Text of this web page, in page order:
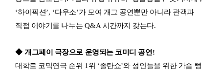
‘하이픽션’, ‘다우소’가 모여 개그 공연뿐만 아니라 관객과
직접 이야기를 나누는 Q&A 시간까지 갖는다.
◆ 개그페이 극장으로 운영되는 코미디 공연 !
대학로 코믹연극 순위 1 위 ‘졸탄쇼’와 성인들을 위한 가슴 뻥